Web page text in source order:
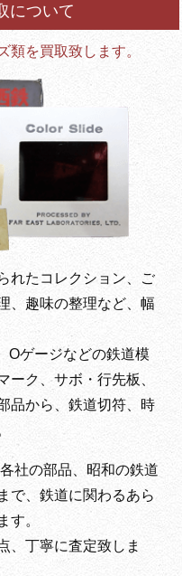
について
類を買取致します。
れたコレクション、ご
、趣味の整理など、幅
Oゲージなどの鉄道模
ーク、サボ・行先板、
品から、鉄道切符、時
社の部品、昭和の鉄道
で、鉄道に関わるあら
す。
、丁寧に査定致しま